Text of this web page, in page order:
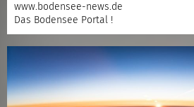
www.bodensee-news.de
Das Bodensee Portal !